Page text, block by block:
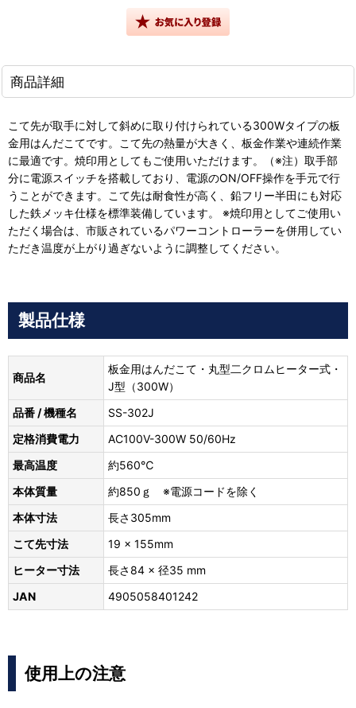
商品詳細
こて先が取手に対して斜めに取り付けられている300Wタイプの板
金用はんだこてです。こて先の熱量が大きく、板金作業や連続作業
に最適です。焼印用としてもご使用いただけます。（※注）取手部
分に電源スイッチを搭載しており、電源のON/OFF操作を手元で行
うことができます。こて先は耐食性が高く、鉛フリー半田にも対応
した鉄メッキ仕様を標準装備しています。 ※焼印用としてご使用い
ただく場合は、市販されているパワーコントローラーを併用してい
ただき温度が上がり過ぎないように調整してください。
製品仕様
商品名
板金用はんだこて・丸型二クロムヒーター式・
J型（300W）
品番 / 機種名
SS-302J
定格消費電力
AC100V-300W 50/60Hz
最高温度
約560℃
本体質量
約850ｇ ※電源コードを除く
本体寸法
長さ305mm
こて先寸法
19 × 155mm
ヒーター寸法
長さ84 × 径35 mm
JAN
4905058401242
使用上の注意